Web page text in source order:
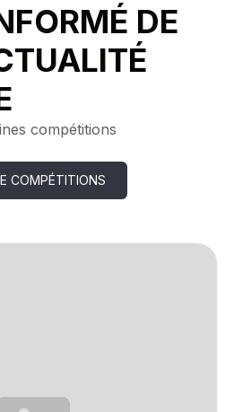
DE
compétitions
COMPÉTITIONS